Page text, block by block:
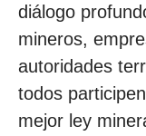
diálogo
mineros,
autoridades
todos
mejor ley